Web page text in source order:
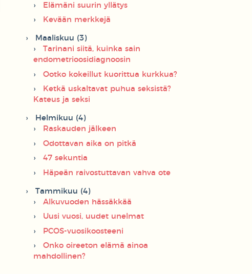
Elämäni suurin yllätys
Kevään merkkejä
Maaliskuu (3)
Tarinani siitä, kuinka sain
endometrioosidiagnoosin
Ootko kokeillut kuorittua kurkkua?
Ketkä uskaltavat puhua seksistä?
Kateus ja seksi
Helmikuu (4)
Raskauden jälkeen
Odottavan aika on pitkä
47 sekuntia
Häpeän raivostuttavan vahva ote
Tammikuu (4)
Alkuvuoden hässäkkää
Uusi vuosi, uudet unelmat
PCOS-vuosikoosteeni
Onko oireeton elämä ainoa
mahdollinen?